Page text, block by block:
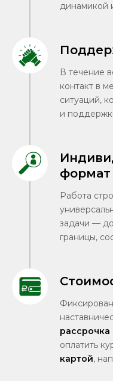
динамикой
В течение
контакт в
ситуаций,
и
формат
Работа
задачи —
границы,
рассрочка
оплатить
картой,